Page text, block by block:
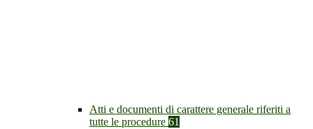
Atti e documenti di carattere generale riferiti a
tutte le procedure 61